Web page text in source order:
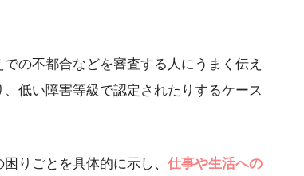
の不都合などを審査する人にうまく伝え
低い障害等級で認定されたりするケース
りごとを具体的に示し、 仕事や生活への